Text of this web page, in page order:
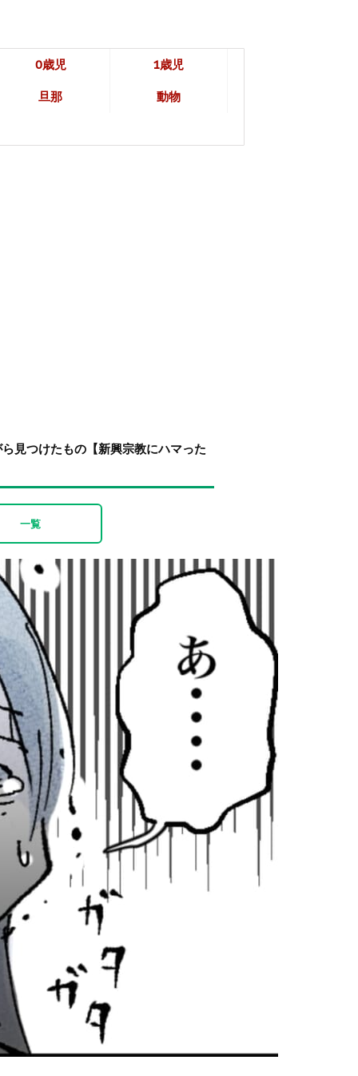
0歳児 1歳児
旦那 動物
見つけたもの【新興宗教にハマった
一覧